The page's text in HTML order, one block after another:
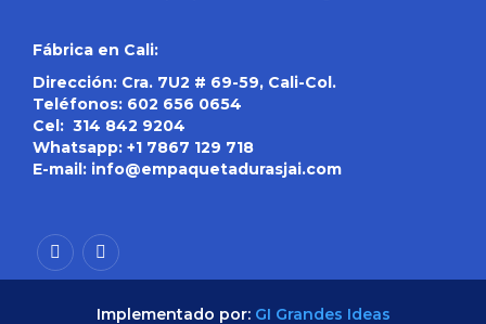
Fábrica en Cali:
Dirección: Cra. 7U2 # 69-59, Cali-Col.
Teléfonos: 602 656 0654
Cel: 314 842 9204
Whatsapp: +1 7867 129 718
E-mail: info@empaquetadurasjai.com
Implementado por: GI Grandes Ideas